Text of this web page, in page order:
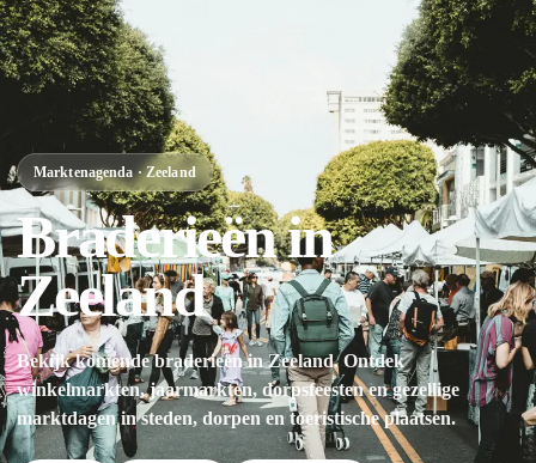
Marktenagenda · Zeeland
Braderieën in
Zeeland
Bekijk komende braderieën in Zeeland. Ontdek
winkelmarkten, jaarmarkten, dorpsfeesten en gezellige
marktdagen in steden, dorpen en toeristische plaatsen.